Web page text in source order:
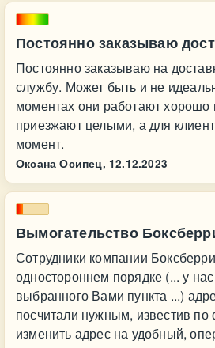
Постоянно заказываю
Постоянно заказываю на
службу. Может быть и не
моментах они работают хорошо
приезжают целыми, а для
момент.
Оксана Осипец, 12.12.2023
Вымогательство
Сотрудники компании
одностороннем порядке (... у нас
выбранного Вами пункта ...)
посчитали нужным, известив
изменить адрес на удобный,